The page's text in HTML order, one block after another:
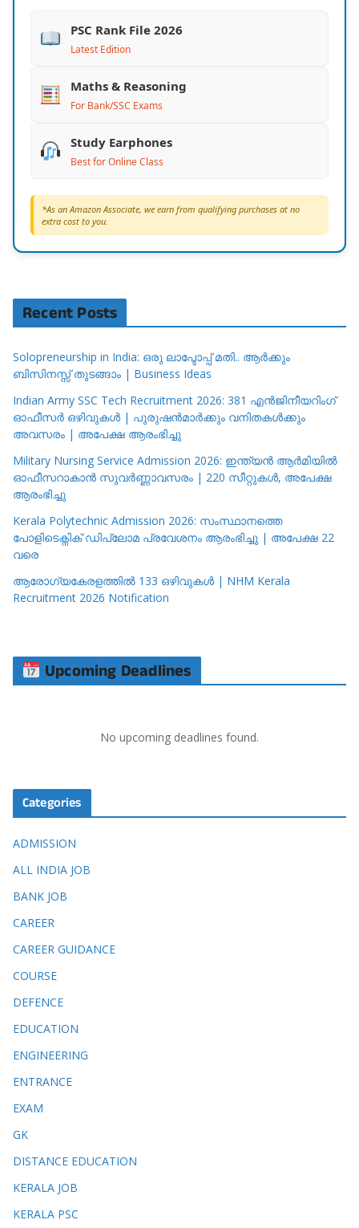
PSC Rank File 2026
Latest Edition
Maths & Reasoning
For Bank/SSC Exams
Study Earphones
Best for Online Class
*As an Amazon Associate, we earn from qualifying purchases at no
extra cost to you.
Recent Posts
Solopreneurship in India: ഒരു ലാപ്ടോപ്പ് മതി.. ആർക്കും
ബിസിനസ്സ് തുടങ്ങാം | Business Ideas
Indian Army SSC Tech Recruitment 2026: 381 എൻജിനീയറിംഗ്
ഓഫീസർ ഒഴിവുകൾ | പുരുഷൻമാർക്കും വനിതകൾക്കും
അവസരം | അപേക്ഷ ആരംഭിച്ചു
Military Nursing Service Admission 2026: ഇന്ത്യൻ ആർമിയിൽ
ഓഫീസറാകാൻ സുവർണ്ണാവസരം | 220 സീറ്റുകൾ, അപേക്ഷ
ആരംഭിച്ചു
Kerala Polytechnic Admission 2026: സംസ്ഥാനത്തെ
പോളിടെക്നിക് ഡിപ്ലോമ പ്രവേശനം ആരംഭിച്ചു | അപേക്ഷ 22
വരെ
ആരോഗ്യകേരളത്തിൽ 133 ഒഴിവുകൾ | NHM Kerala
Recruitment 2026 Notification
Upcoming Deadlines
No upcoming deadlines found.
Categories
ADMISSION
ALL INDIA JOB
BANK JOB
CAREER
CAREER GUIDANCE
COURSE
DEFENCE
EDUCATION
ENGINEERING
ENTRANCE
EXAM
GK
DISTANCE EDUCATION
KERALA JOB
KERALA PSC